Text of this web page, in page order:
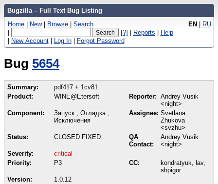
Bugzilla – Full Text Bug Listing
EN | RU
Home | New | Browse | Search
|
[?] | Reports | Help
| New Account | Log In | Forgot Password
Bug 5654
Summary:
pdf417 + 1cv81
Product:
WINE@Etersoft Reporter: Andrey Vusik
<night>
Component:
Запуск ; Отладка ;
Исключения
Assignee: Svetlana
Zhukova
<svzhu>
Status:
CLOSED FIXED
QA
Contact:
Andrey Vusik
<night>
Severity:
critical
Priority:
P3 CC:
kondratyuk, lav,
shpigor
Version:
1.0.12